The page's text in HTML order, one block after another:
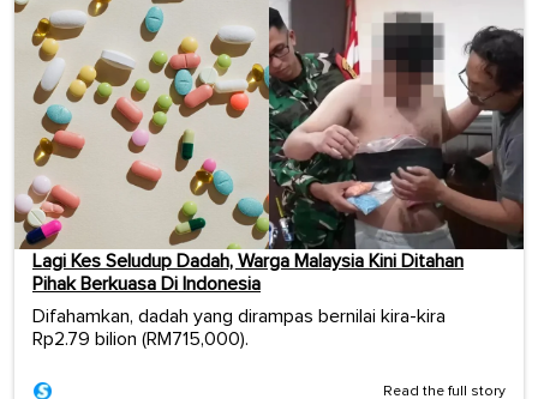
Lagi Kes Seludup Dadah, Warga Malaysia Kini Ditahan
Pihak Berkuasa Di Indonesia
Difahamkan, dadah yang dirampas bernilai kira-kira
Rp2.79 bilion (RM715,000).
Read the full story